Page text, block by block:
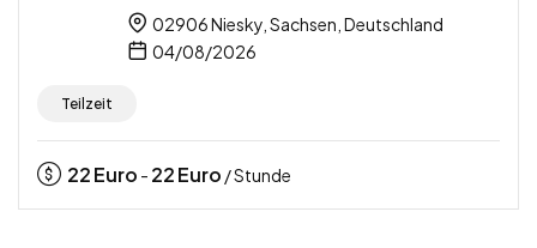
02906 Niesky, Sachsen, Deutschland
04/08/2026
Teilzeit
22Euro - 22Euro / Stunde